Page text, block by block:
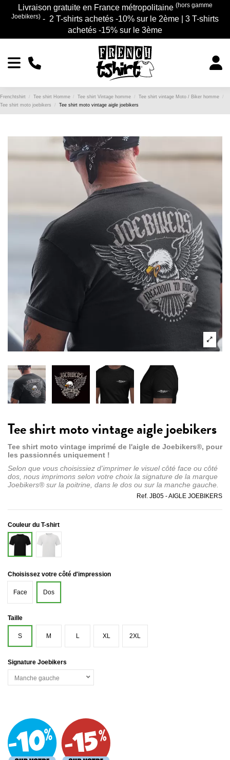
Livraison gratuite en France métropolitaine (hors gamme
Joebikers) - 2 T-shirts achetés -10% sur le 2ème | 3 T-shirts
achetés -15% sur le 3ème
Frenchtshirt Tee shirt Homme Tee shirt Vintage homme
Tee shirt vintage Moto / Biker homme
Tee shirt moto joebikers
Tee shirt moto vintage aigle joebikers
Tee shirt moto vintage aigle joebikers
Tee shirt moto vintage imprimé de l'aigle de Joebikers®, pour
les passionnés uniquement !
Selon que vous choisissiez d'imprimer le visuel côté face ou côté
dos, nous imprimons selon votre choix la signature de la marque
Joebikers® sur la poitrine, dans le dos ou sur la manche gauche.
Ref. JB05 - AIGLE JOEBIKERS
Couleur du T-shirt
Noir
Blanc
Choisissez votre côté d'impression
Face Dos
Taille
S M L XL 2XL
Signature Joebikers